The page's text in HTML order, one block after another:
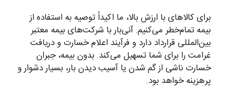
برای کالاهای با ارزش بالا، ما اکیداً توصیه به استفاده از
بیمه تمام‌خطر می‌کنیم. آنی‌بار با شرکت‌های بیمه معتبر
بین‌المللی قرارداد دارد و فرآیند اعلام خسارت و دریافت
غرامت را برای شما تسهیل می‌کند. بدون بیمه، جبران
خسارت ناشی از گم شدن یا آسیب دیدن بار، بسیار دشوار و
پرهزینه خواهد بود.